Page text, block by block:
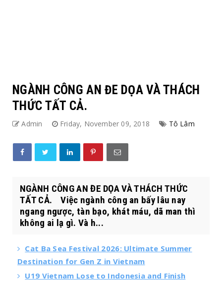
NGÀNH CÔNG AN ĐE DỌA VÀ THÁCH
THỨC TẤT CẢ.
Admin Friday, November 09, 2018 Tô Lâm
NGÀNH CÔNG AN ĐE DỌA VÀ THÁCH THỨC
TẤT CẢ. Việc ngành công an bấy lâu nay
ngang ngược, tàn bạo, khát máu, dã man thì
không ai lạ gì. Và h...
Cat Ba Sea Festival 2026: Ultimate Summer
Destination for Gen Z in Vietnam
U19 Vietnam Lose to Indonesia and Finish